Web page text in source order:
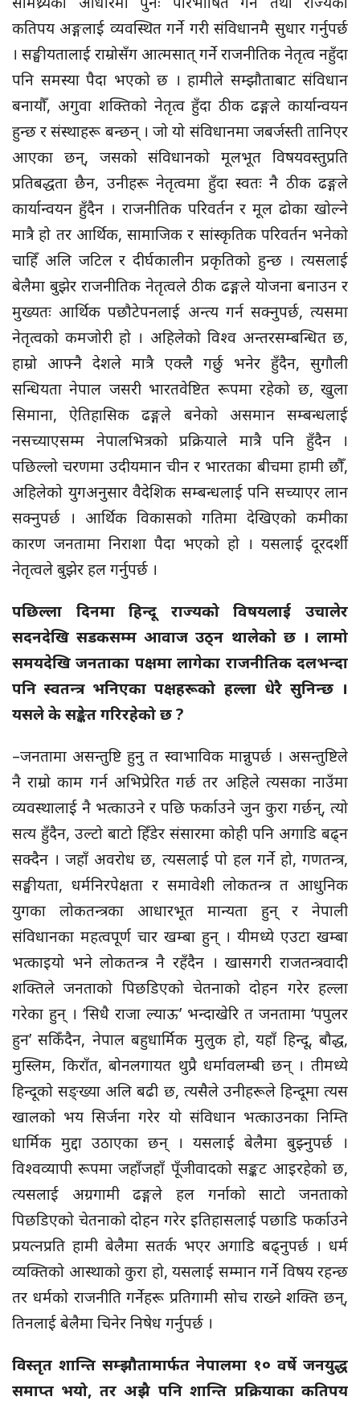
कतिपय अङ्गलाई व्यवस्थित गर्ने गरी संविधानमै सुधार गर्नुपर्छ
। सङ्घीयतालाई राम्रोसँग आत्मसात् गर्ने राजनीतिक नेतृत्व नहुँदा
पनि समस्या पैदा भएको छ । हामीले सम्झौताबाट संविधान
बनायौँ, अगुवा शक्तिको नेतृत्व हुँदा ठीक ढङ्गले कार्यान्वयन
हुन्छ र संस्थाहरू बन्छन् । जो यो संविधानमा जबर्जस्ती तानिएर
आएका छन्, जसको संविधानको मूलभूत विषयवस्तुप्रति
प्रतिबद्धता छैन, उनीहरू नेतृत्वमा हुँदा स्वतः नै ठीक ढङ्गले
कार्यान्वयन हुँदैन । राजनीतिक परिवर्तन र मूल ढोका खोल्ने
मात्रै हो तर आर्थिक, सामाजिक र सांस्कृतिक परिवर्तन भनेको
चाहिँ अलि जटिल र दीर्घकालीन प्रकृतिको हुन्छ । त्यसलाई
बेलैमा बुझेर राजनीतिक नेतृत्वले ठीक ढङ्गले योजना बनाउन र
मुख्यतः आर्थिक पछौटेपनलाई अन्त्य गर्न सक्नुपर्छ, त्यसमा
नेतृत्वको कमजोरी हो । अहिलेको विश्व अन्तरसम्बन्धित छ,
हाम्रो आफ्नै देशले मात्रै एक्लै गर्छु भनेर हुँदैन, सुगौली
सन्धियता नेपाल जसरी भारतवेष्टित रूपमा रहेको छ, खुला
सिमाना, ऐतिहासिक ढङ्गले बनेको असमान सम्बन्धलाई
नसच्याएसम्म नेपालभित्रको प्रक्रियाले मात्रै पनि हुँदैन ।
पछिल्लो चरणमा उदीयमान चीन र भारतका बीचमा हामी छौँ,
अहिलेको युगअनुसार वैदेशिक सम्बन्धलाई पनि सच्याएर लान
सक्नुपर्छ । आर्थिक विकासको गतिमा देखिएको कमीका
कारण जनतामा निराशा पैदा भएको हो । यसलाई दूरदर्शी
नेतृत्वले बुझेर हल गर्नुपर्छ ।
पछिल्ला दिनमा हिन्दू राज्यको विषयलाई उचालेर
सदनदेखि सडकसम्म आवाज उठ्न थालेको छ । लामो
समयदेखि जनताका पक्षमा लागेका राजनीतिक दलभन्दा
पनि स्वतन्त्र भनिएका पक्षहरूको हल्ला धेरै सुनिन्छ ।
यसले के सङ्केत गरिरहेको छ ?
–जनतामा असन्तुष्टि हुनु त स्वाभाविक मान्नुपर्छ । असन्तुष्टिले
नै राम्रो काम गर्न अभिप्रेरित गर्छ तर अहिले त्यसका नाउँमा
व्यवस्थालाई नै भत्काउने र पछि फर्काउने जुन कुरा गर्छन्, त्यो
सत्य हुँदैन, उल्टो बाटो हिँडेर संसारमा कोही पनि अगाडि बढ्न
सक्दैन । जहाँ अवरोध छ, त्यसलाई पो हल गर्ने हो, गणतन्त्र,
सङ्घीयता, धर्मनिरपेक्षता र समावेशी लोकतन्त्र त आधुनिक
युगका लोकतन्त्रका आधारभूत मान्यता हुन् र नेपाली
संविधानका महत्वपूर्ण चार खम्बा हुन् । यीमध्ये एउटा खम्बा
भत्काइयो भने लोकतन्त्र नै रहँदैन । खासगरी राजतन्त्रवादी
शक्तिले जनताको पिछडिएको चेतनाको दोहन गरेर हल्ला
गरेका हुन् । ‘सिधै राजा ल्याऊ’ भन्दाखेरि त जनतामा ‘पपुलर
हुन’ सकिँदैन, नेपाल बहुधार्मिक मुलुक हो, यहाँ हिन्दू, बौद्ध,
मुस्लिम, किराँत, बोनलगायत थुप्रै धर्मावलम्बी छन् । तीमध्ये
हिन्दूको सङ्ख्या अलि बढी छ, त्यसैले उनीहरूले हिन्दूमा त्यस
खालको भय सिर्जना गरेर यो संविधान भत्काउनका निम्ति
धार्मिक मुद्दा उठाएका छन् । यसलाई बेलैमा बुझ्नुपर्छ ।
विश्वव्यापी रूपमा जहाँजहाँ पूँजीवादको सङ्कट आइरहेको छ,
त्यसलाई अग्रगामी ढङ्गले हल गर्नाको साटो जनताको
पिछडिएको चेतनाको दोहन गरेर इतिहासलाई पछाडि फर्काउने
प्रयत्नप्रति हामी बेलैमा सतर्क भएर अगाडि बढ्नुपर्छ । धर्म
व्यक्तिको आस्थाको कुरा हो, यसलाई सम्मान गर्ने विषय रहन्छ
तर धर्मको राजनीति गर्नेहरू प्रतिगामी सोच राख्ने शक्ति छन्,
तिनलाई बेलैमा चिनेर निषेध गर्नुपर्छ ।
विस्तृत शान्ति सम्झौतामार्फत नेपालमा १० वर्षे जनयुद्ध
समाप्त भयो, तर अझै पनि शान्ति प्रक्रियाका कतिपय